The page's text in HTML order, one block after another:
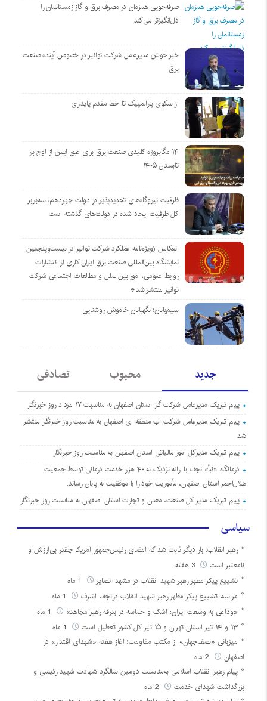
صرفه‌جویی همزمان در مصرف برق و گاز زمستانمان را
دل‌انگیزتر می‌کند
خبر خوش مدیرعامل شرکت توانیر در خصوص آینده صنعت
برق
از سکوی پارالمپیک تا خط مقدم پایداری
۱۴ مگاپروژه‌ کلیدی صنعت برق برای عبور ایمن از اوج بار
تابستان ۱۴۰۵
ظرفیت نیروگاه‌های تجدیدپذیر در دولت چهاردهم، سه‌برابر
کل ظرفیت ایجاد شده در دولت‌های گذشته است
انعکاس (ویژه‌نامه عملکرد شرکت توانیر در بیست‌وپنجمین
نمایشگاه بین‌المللی صنعت برق ایران کاری از انتشارات
روابط عمومی، امور بین‌الملل و مطالعات اجتماعی شرکت
توانیر منتشر شد*
سیم‌بانان؛ نگهبانان خاموش روشنایی
جدید محبوب تصادفی
پیام تبریک مدیرعامل شرکت گاز استان اصفهان به مناسبت ۱۷ مرداد روز خبرنگار
پیام تبریک مدیرعامل شرکت آب منطقه ای اصفهان به مناسبت روز خبرنگار منتشر
شد
پیام تبریک مدیرکل امور مالیاتی استان اصفهان به مناسبت روز خبرنگار
درمانگاه «نبأ» نجف با ارائه نزدیک به ۴۰ هزار خدمت درمانی توسط جمعیت
هلال‌احمر استان اصفهان، مأموریت خود را با موفقیت به پایان رساند.
پیام تبریک مدیر کل صنعت، معدن و تجارت استان اصفهان به مناسبت روز خبرنگار
سیاسی
رهبر انقلاب: بار دیگر ثابت شد که امضای رئیس‌جمهور آمریکا چقدر بی‌ارزش و
نامعتبر است
3 هفته
تشییع پیکر مطهر رهبر شهید انقلاب در مشهد+تصایر
مراسم تشییع پیکر مطهر رهبر شهید انقلاب درنجف اشرف
«وداعی به وسعت ایران؛ اشک و حماسه در بدرقه رهبر مجاهد»
۱۳ و ۱۴ تیر استان تهران و ۱۵ تیر کل کشور تعطیل است
میزبانی «نصف‌جهان» از مکتب مقاومت؛ آغاز هفته «شهدای اقتدار» در
اصفهان
پیام رهبر انقلاب اسلامی به‌مناسبت دومین سالگرد شهادت شهید رئیسی و
بزرگداشت شهدای خدمت